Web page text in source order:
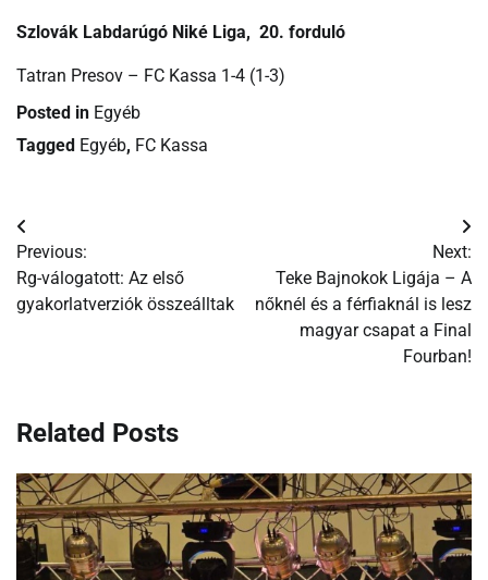
Szlovák Labdarúgó Niké Liga, 20. forduló
Tatran Presov – FC Kassa 1-4 (1-3)
Posted in Egyéb
Tagged Egyéb, FC Kassa
Bejegyzés
navigáció
Previous:
Rg-válogatott: Az első
gyakorlatverziók összeálltak
Next:
Teke Bajnokok Ligája – A
nőknél és a férfiaknál is lesz
magyar csapat a Final
Fourban!
Related Posts